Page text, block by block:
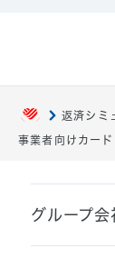
返済シミ
事業者向けカー
グループ会